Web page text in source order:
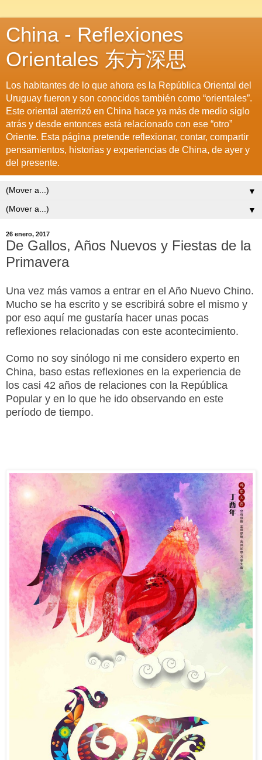
China - Reflexiones
Orientales 东方深思
Los habitantes de lo que ahora es la República Oriental del
Uruguay fueron y son conocidos también como “orientales”.
Este oriental aterrizó en China hace ya más de medio siglo
atrás y desde entonces está relacionado con ese “otro”
Oriente. Esta página pretende reflexionar, contar, compartir
pensamientos, historias y experiencias de China, de ayer y
del presente.
▼
▼
26 enero, 2017
De Gallos, Años Nuevos y Fiestas de la
Primavera
Una vez más vamos a entrar en el Año Nuevo Chino.
Mucho se ha escrito y se escribirá sobre el mismo y
por eso aquí me gustaría hacer unas pocas
reflexiones relacionadas con este acontecimiento.
Como no soy sinólogo ni me considero experto en
China, baso estas reflexiones en la experiencia de
los casi 42 años de relaciones con la República
Popular y en lo que he ido observando en este
período de tiempo.